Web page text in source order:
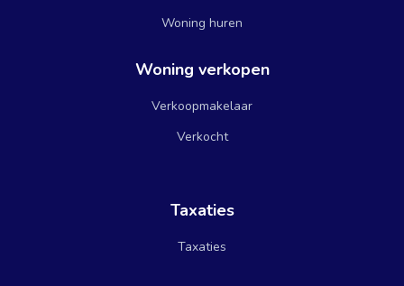
Woning huren
Woning verkopen
Verkoopmakelaar
Verkocht
Taxaties
Taxaties